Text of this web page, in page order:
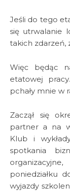
Jeśli do tego
się utrwalanie
takich zdarzeń,
Więc będąc
etatowej
pchały mnie w
Zaczął się
partner a na
Klub i
spotkania
poniedziałku
wyjazdy